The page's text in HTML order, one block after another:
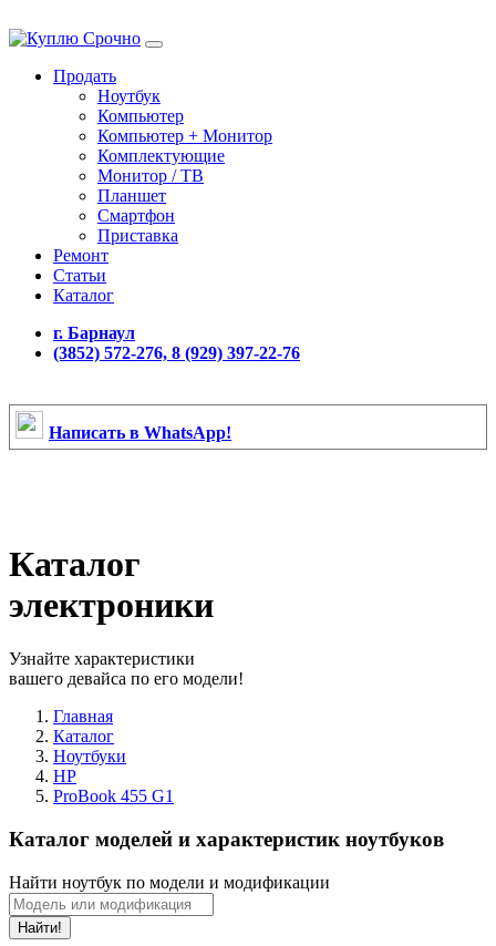
Продать
Ноутбук
Компьютер
Компьютер + Монитор
Комплектующие
Монитор / ТВ
Планшет
Смартфон
Приставка
Ремонт
Статьи
Каталог
г. Барнаул
(3852) 572-276, 8 (929) 397-22-76
Написать в WhatsApp!
Каталог
электроники
Узнайте характеристики
вашего девайса по его модели!
Главная
Каталог
Ноутбуки
HP
ProBook 455 G1
Каталог моделей и характеристик ноутбуков
Найти ноутбук по модели и модификации
Найти!